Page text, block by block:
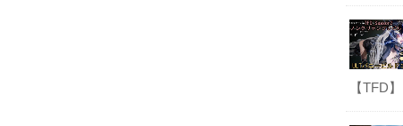
【TFD】